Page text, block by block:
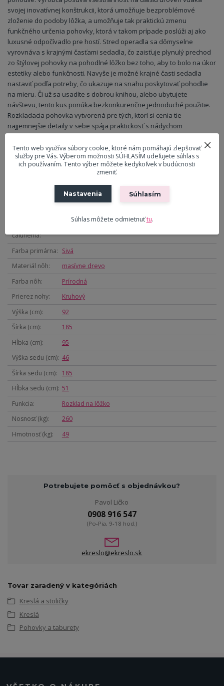
svojej inovatívnej konštrukcii, ktorá umožňuje bezproblémové
zloženie do podoby lôžka, a umožňuje tak praktickú zmenu
funkčného určenia pohovky, ktorá v takom prípade poslúži aj ako
luxusné odpočívadlo pre hostí. Stred operadla sa dômyselne
vyrovnáva s krajnými časťami sedadla, čo zaisťuje plynulý prechod
zo štýlovej pohovky na pohodlné lôžko bez toho, aby to bolo na úkor
estetiky alebo funkčnosti. Navyše je možné krajné časti sedadla
nastaviť podľa potreby, čo ukazuje na snahu poskytovať pohodlie
na mieru. Či už sa usadíte s dobrou knihou, alebo ubytujete
návštevu, tento kus ponúka bezkonkurenčne jednoduché použitie.
Rozkladacia pohovka vytvorená pre tých, ktorí si cenia tie
najjemnejšie detaily v sebe spája praktickosť s nádychom
sofistikovanosti.
Trojmiestna pohovka
čalúnenia
Farba primárna
Sivá
Materiál nôh
masívne drevo
Farba nôh
Prírodná
Prierez nohy
Kruhový
Výška (cm)
92
Šírka (cm)
185
Hĺbka (cm)
95
Výška sedu (cm)
46
Šírka sedu (cm)
185
Hĺbka sedu (cm) 51
Funkcia
Rozklad na lôžko
Nosnosť (kg)
260
Hmotnosť (kg)
49
Potrebujete pomôcť s objednávkou?
Pavol Ličko
0908 916 547
(Po-Pia, 9-18 hod.)
ekreslo@ekreslo.sk
Tovar zaradený v kategóriách
Kreslá a stoličky
Kreslá
Pohovky a taburety
Tento web využíva súbory cookie, ktoré nám pomáhajú zlepšovať
služby pre Vás. Výberom možnosti SÚHLASÍM udeľujete súhlas s
ich používaním. Tento výber môžete kedykoľvek v budúcnosti
zmeniť.
Nastavenia Súhlasím
Súhlas môžete odmietnuťtu.